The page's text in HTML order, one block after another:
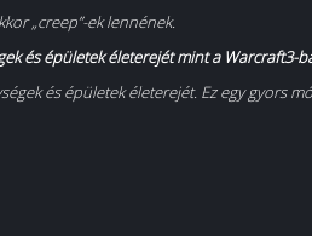
„creep”-ek lennének.
és épületek életerejét mint a Warcraft3-
és épületek életerejét. Ez egy gyors